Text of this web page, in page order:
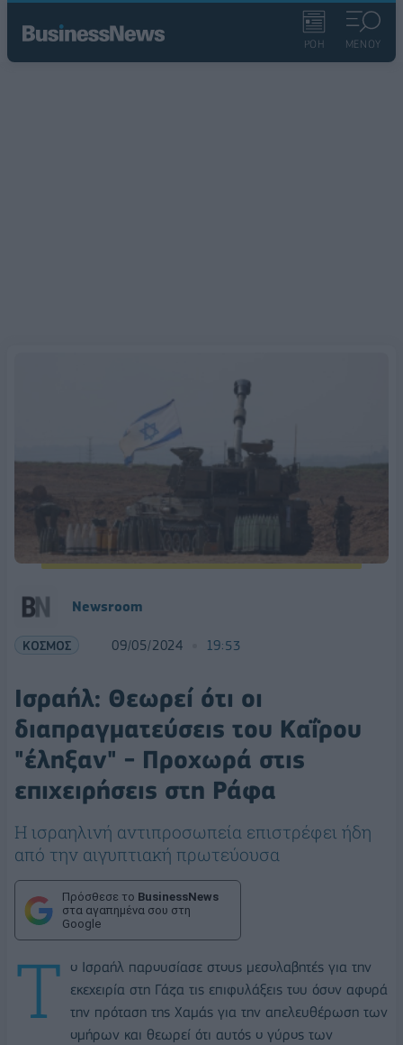
ΡΟΗ ΜΕΝΟΥ
Newsroom
ΚΟΣΜΟΣ 09/05/2024 19:53
Ισραήλ: Θεωρεί ότι οι
διαπραγματεύσεις του Καΐρου
"έληξαν" - Προχωρά στις
επιχειρήσεις στη Ράφα
Η ισραηλινή αντιπροσωπεία επιστρέφει ήδη
από την αιγυπτιακή πρωτεύουσα
Πρόσθεσε το BusinessNews
στα αγαπημένα σου στη
Google
Τ
ο Ισραήλ παρουσίασε στους μεσολαβητές για την
εκεχειρία στη Γάζα τις επιφυλάξεις του όσον αφορά
την πρόταση της Χαμάς για την απελευθέρωση των
ομήρων και θεωρεί ότι αυτός ο γύρος των